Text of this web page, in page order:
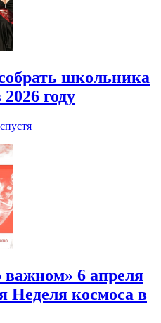
школьника
году
важном» 6 апреля
Неделя космоса в